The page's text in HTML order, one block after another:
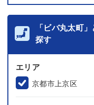
「ビバ丸太町
探す
エリア
京都市上京区